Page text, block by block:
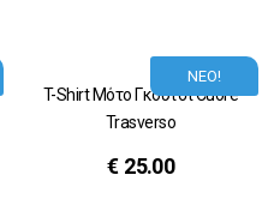
ΝΕΟ!
T-Shirt Μότο Γκούτσι Cuore
Trasverso
€ 25.00